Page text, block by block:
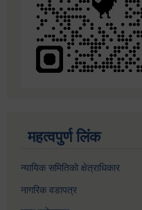
महत्वपुर्ण लिंक
न्यायिक समितिको क्षेत्राधिकार
नागरिक वडापत्र